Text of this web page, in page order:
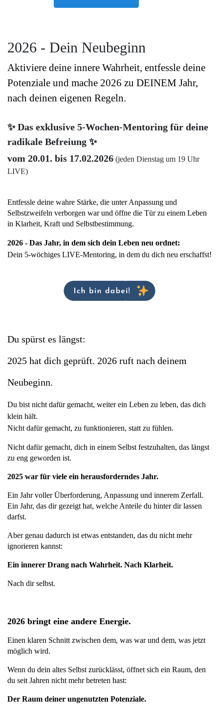
2026 - Dein Neubeginn
Aktiviere deine innere Wahrheit, entfessle deine
Potenziale und mache 2026 zu DEINEM Jahr,
nach deinen eigenen Regeln.
✨ Das exklusive 5-Wochen-Mentoring für deine
radikale Befreiung ✨
vom 20.01. bis 17.02.2026 (jeden Dienstag um 19 Uhr
LIVE)
Entfessle deine wahre Stärke, die unter Anpassung und
Selbstzweifeln verborgen war und öffne die Tür zu einem Leben
in Klarheit, Kraft und Selbstbestimmung.
2026 - Das Jahr, in dem sich dein Leben neu ordnet:
Du spürst es längst:
2025 hat dich geprüft. 2026 ruft nach deinem
Neubeginn.
Du bist nicht dafür gemacht, weiter ein Leben zu leben, das dich
klein hält.
Nicht dafür gemacht, zu funktionieren, statt zu fühlen.
Nicht dafür gemacht, dich in einem Selbst festzuhalten, das längst
zu eng geworden ist.
2025 war für viele ein herausforderndes Jahr.
Ein Jahr voller Überforderung, Anpassung und innerem Zerfall.
Ein Jahr, das dir gezeigt hat, welche Anteile du hinter dir lassen
darfst.
Aber genau dadurch ist etwas entstanden, das du nicht mehr
ignorieren kannst:
Ein innerer Drang nach Wahrheit. Nach Klarheit.
Nach dir selbst.
2026 bringt eine andere Energie.
Einen klaren Schnitt zwischen dem, was war und dem, was jetzt
möglich wird.
Wenn du dein altes Selbst zurücklässt, öffnet sich ein Raum, den
du seit Jahren nicht mehr betreten hast:
Der Raum deiner ungenutzten Potenziale.